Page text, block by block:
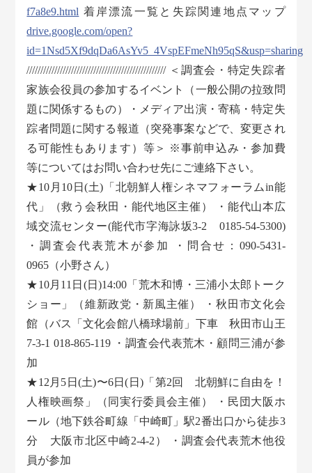
f7a8e9.html 着岸漂流一覧と失踪関連地点マップ
drive.google.com/open?
id=1Nsd5Xf9dqDa6AsYv5_4VspEFmeNh95qS&usp=sharing
////////////////////////////////////////////////// ＜調査会・特定失踪者
家族会役員の参加するイベント（一般公開の拉致問
題に関係するもの）・メディア出演・寄稿・特定失
踪者問題に関する報道（突発事案などで、変更され
る可能性もあります）等＞ ※事前申込み・参加費
等についてはお問い合わせ先にご連絡下さい。
★10月10日(土)「北朝鮮人権シネマフォーラムin能
代」（救う会秋田・能代地区主催） ・能代山本広
域交流センター(能代市字海詠坂3-2 0185-54-5300)
・調査会代表荒木が参加 ・問合せ：090-5431-
0965（小野さん）
★10月11日(日)14:00「荒木和博・三浦小太郎トーク
ショー」（維新政党・新風主催） ・秋田市文化会
館（バス「文化会館八橋球場前」下車 秋田市山王
7-3-1 018-865-119 ・調査会代表荒木・顧問三浦が参
加
★12月5日(土)〜6日(日)「第2回 北朝鮮に自由を！
人権映画祭」（同実行委員会主催） ・民団大阪ホ
ール（地下鉄谷町線「中崎町」駅2番出口から徒歩3
分 大阪市北区中崎2-4-2） ・調査会代表荒木他役
員が参加